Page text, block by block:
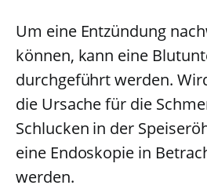
Um eine Entzündung
können, kann eine
durchgeführt werden.
die Ursache für die
Schlucken in der
eine Endoskopie in
werden.